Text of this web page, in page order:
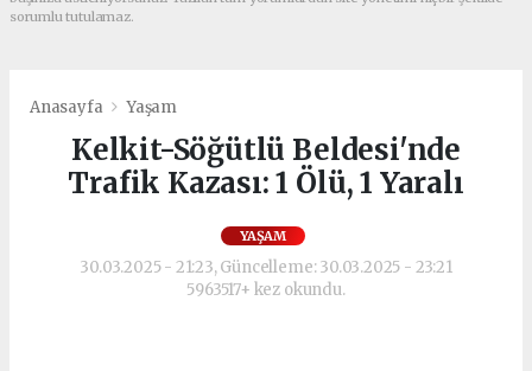
sorumlu tutulamaz.
Anasayfa Yaşam
Kelkit-Söğütlü Beldesi'nde
Trafik Kazası: 1 Ölü, 1 Yaralı
YAŞAM
30.03.2025 - 21:23, Güncelleme: 30.03.2025 - 23:21
5963517+ kez okundu.